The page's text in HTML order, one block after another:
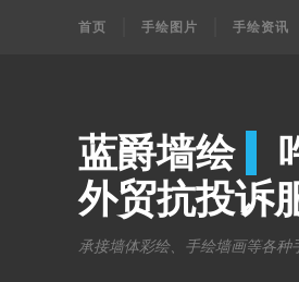
首页 手绘图片 手绘资讯
蓝爵墙绘
外贸抗投诉
承接墙体彩绘、手绘墙画等各种